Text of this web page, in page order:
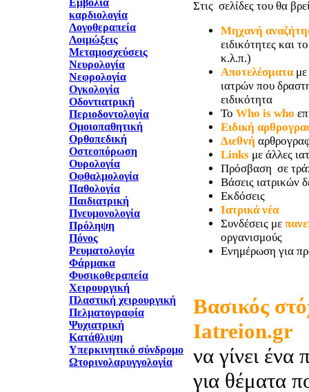
Εμβόλια
καρδιολογία
Λογοθεραπεία
Λοιμώξεις
Μεταμοσχεύσεις
Νευρολογία
Νεφρολογία
Ογκολογία
Οδοντιατρική
Περιοδοντολογία
Ομοιοπαθητική
Ορθοπεδική
Οστεοπόρωση
Ουρολογία
Οφθαλμολογία
Παθολογία
Παιδιατρική
Πνευμονολογία
Πρόληψη
Πόνος
Ρευματολογία
Φάρμακα
Φυσικοθεραπεία
Χειρουργική
Πλαστική χειρουργική
Πελματογραφία
Ψυχιατρική
Κατάθλιψη
Υπερκινητικό σύνδρομο
Ωτορινολαρυγγολογία
Στις σελίδες του θα
Μηχανή
ειδικότητες και
κ.λ.π.)
Αποτελέσματαμε
ιατρών που
ειδικότητα
Το Who is who
Ειδική
Διεθνή
Links με άλλες
Πρόσβαση σε
Βάσεις ιατρικών
Εκδόσεις
Ιατρικά νέα
Συνδέσεις με
οργανισμούς
Ενημέρωση για
Βασικός
Iatreion.gr
να γίνει ένα
για θέματα